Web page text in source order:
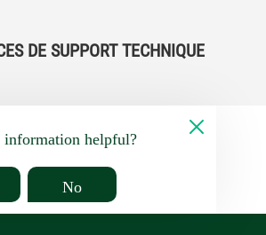
DE SUPPORT TECHNIQUE
information helpful?
No